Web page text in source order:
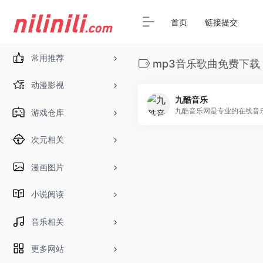
常用推荐
动漫影视
游戏仓库
次元相关
漫画图片
小说阅读
音乐相关
更多网站
首页 链接提交
mp3音乐歌曲免费下载
九酷音乐